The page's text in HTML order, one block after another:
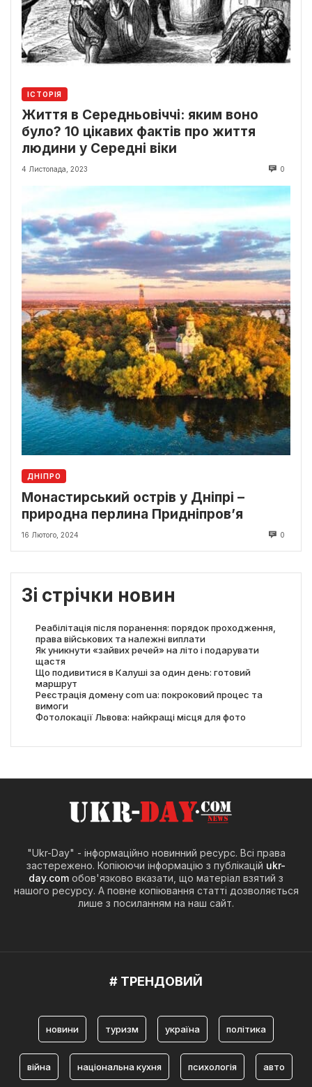
ІСТОРІЯ
Життя в Середньовіччі: яким воно
було? 10 цікавих фактів про життя
людини у Середні віки
4 Листопада, 2023 0
ДНІПРО
Монастирський острів у Дніпрі –
природна перлина Придніпров’я
16 Лютого, 2024 0
Зі стрічки новин
Реабілітація після поранення: порядок проходження,
права військових та належні виплати
Як уникнути «зайвих речей» на літо і подарувати
щастя
Що подивитися в Калуші за один день: готовий
маршрут
Реєстрація домену com ua: покроковий процес та
вимоги
Фотолокації Львова: найкращі місця для фото
"Ukr-Day" - інформаційно новинний ресурс. Всі права
застережено. Копіюючи інформацію з публікацій ukr-
day.com обов'язково вказати, що матеріал взятий з
нашого ресурсу. А повне копіювання статті дозволяється
лише з посиланням на наш сайт.
# ТРЕНДОВИЙ
новини туризм україна політика
війна національна кухня психологія авто